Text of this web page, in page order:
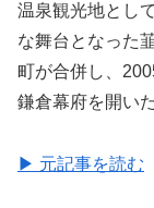
温泉観光地とし
な舞台となった
町が合併し、
鎌倉幕府を開い
▶ 元記事を読む